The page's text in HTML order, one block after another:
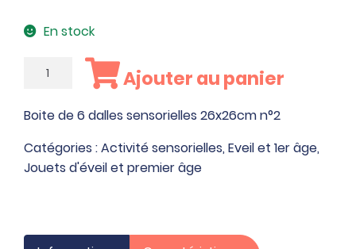
En stock
quantité
Boite
de
6
dalles
Ajouter au panier
Boite de 6 dalles sensorielles 26x26cm n°2
Catégories :Activité sensorielles, Eveil et 1er âge,
Jouets d'éveil et premier âge